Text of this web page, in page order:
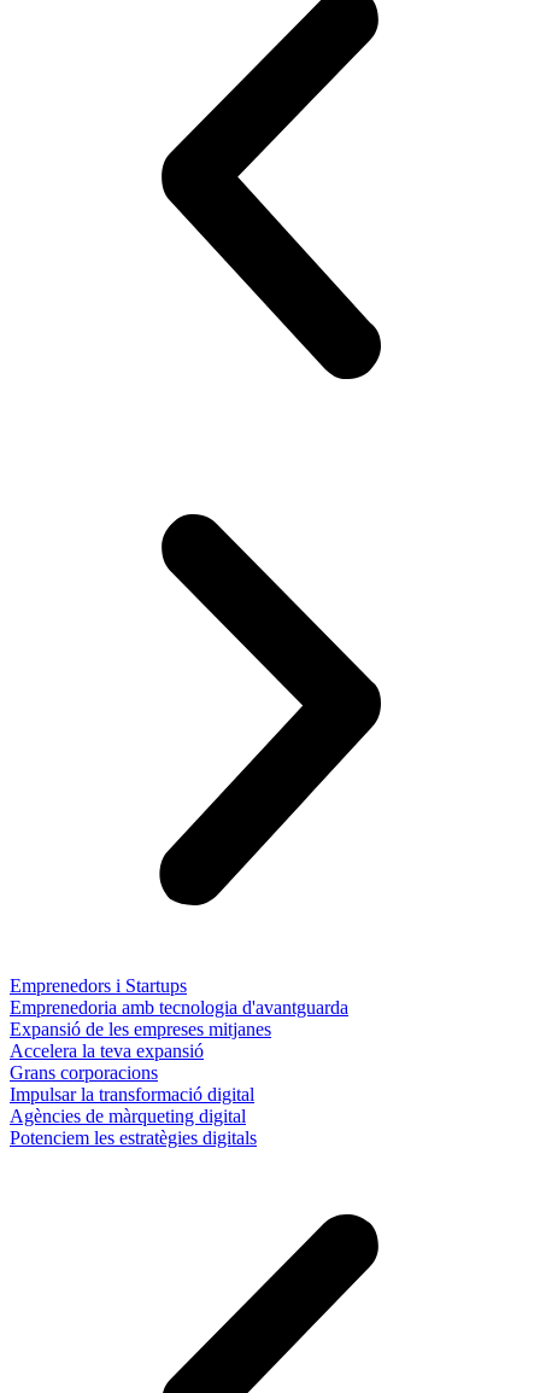
Emprenedors i Startups
Emprenedoria amb tecnologia d'avantguarda
Expansió de les empreses mitjanes
Accelera la teva expansió
Grans corporacions
Impulsar la transformació digital
Agències de màrqueting digital
Potenciem les estratègies digitals